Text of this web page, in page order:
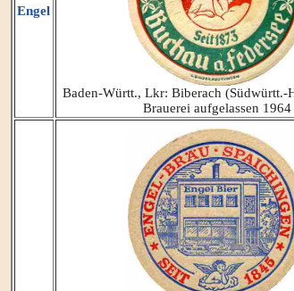
Engel
Baden-Württ., Lkr: Biberach (Südwürtt.-
Brauerei aufgelassen 1964